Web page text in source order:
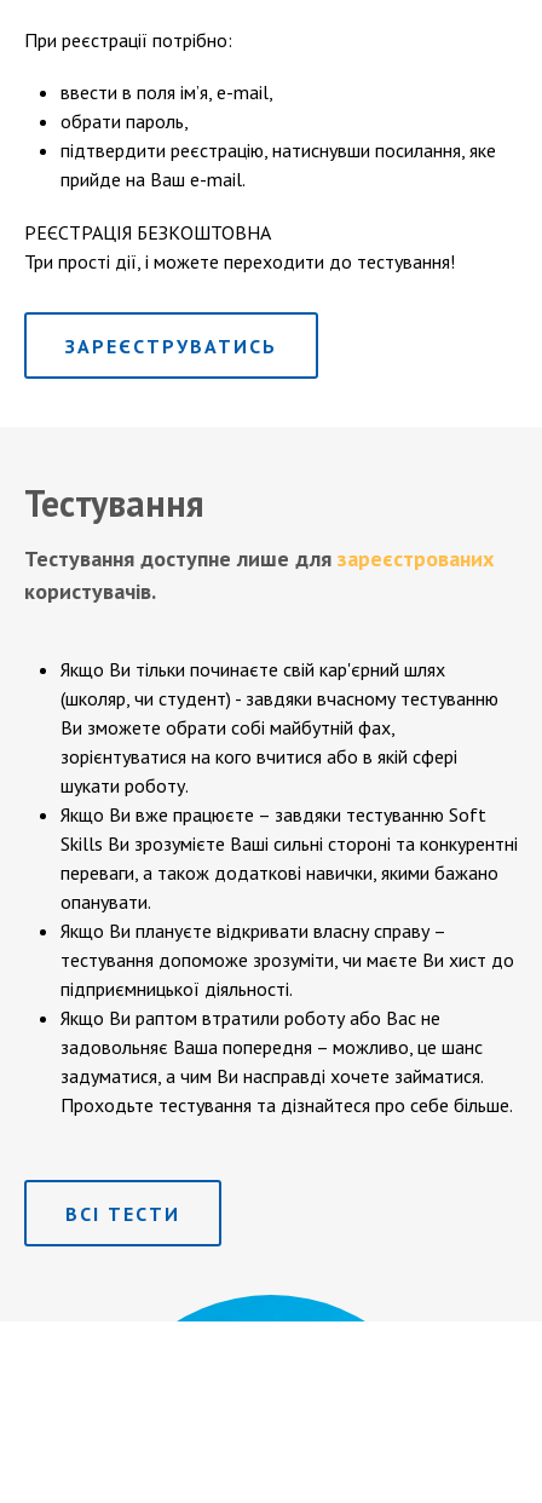
При реєстрації потрібно:
ввести в поля ім’я, e-mail,
обрати пароль,
підтвердити реєстрацію, натиснувши посилання, яке
прийде на Ваш e-mail.
РЕЄСТРАЦІЯ БЕЗКОШТОВНА
Три прості дії, і можете переходити до тестування!
ЗАРЕЄСТРУВАТИСЬ
Тестування
Тестування доступне лише для зареєстрованих
користувачів.
Якщо Ви тільки починаєте свій кар'єрний шлях
(школяр, чи студент) - завдяки вчасному тестуванню
Ви зможете обрати собі майбутній фах,
зорієнтуватися на кого вчитися або в якій сфері
шукати роботу.
Якщо Ви вже працюєте – завдяки тестуванню Soft
Skills Ви зрозумієте Ваші сильні стороні та конкурентні
переваги, а також додаткові навички, якими бажано
опанувати.
Якщо Ви плануєте відкривати власну справу –
тестування допоможе зрозуміти, чи маєте Ви хист до
підприємницької діяльності.
Якщо Ви раптом втратили роботу або Вас не
задовольняє Ваша попередня – можливо, це шанс
задуматися, а чим Ви насправді хочете займатися.
Проходьте тестування та дізнайтеся про себе більше.
ВСІ ТЕСТИ